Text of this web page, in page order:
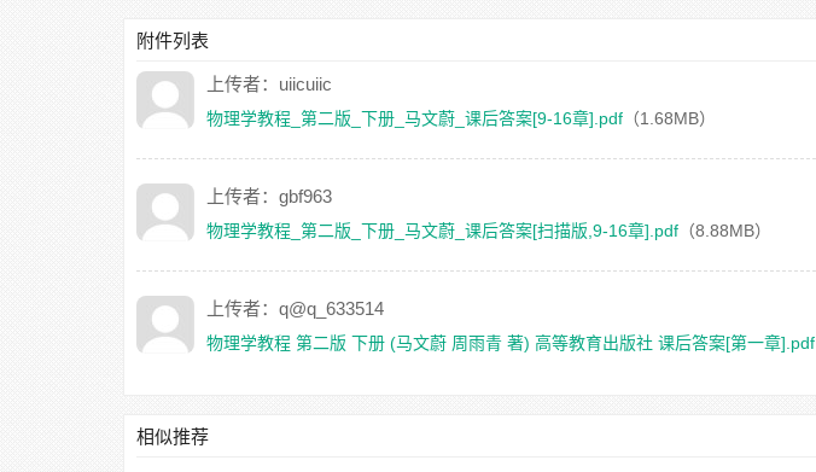
附件列表
上传者：uiicuiic
物理学教程_第二版_下册_马文蔚_课后答案[9-16章].pdf （1.68MB）
上传者：gbf963
物理学教程_第二版_下册_马文蔚_课后答案[扫描版,9-16章].pdf （8.88MB）
上传者：q@q_633514
物理学教程 第二版 下册 (马文蔚 周雨青 著) 高等教育出版社 课后答案[第一章].pdf
相似推荐